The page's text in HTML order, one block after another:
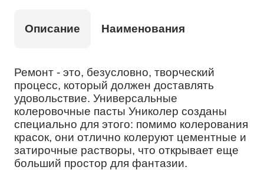
Описание Наименования
Ремонт - это, безусловно, творческий
процесс, который должен доставлять
удовольствие. Универсальные
колеровочные пасты Униколер созданы
специально для этого: помимо колерования
красок, они отлично колеруют цементные и
затирочные растворы, что открывает еще
больший простор для фантазии.